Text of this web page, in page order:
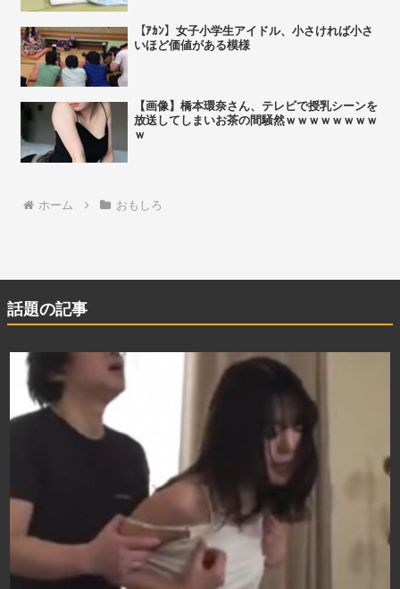
【ｱｶﾝ】女子小学生アイドル、小さければ小さ
いほど価値がある模様
【画像】橋本環奈さん、テレビで授乳シーンを
放送してしまいお茶の間騒然ｗｗｗｗｗｗｗｗ
ｗ
ホーム おもしろ
話題の記事